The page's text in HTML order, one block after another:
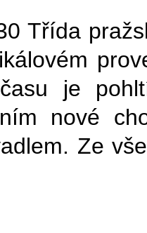
Třída
je
nové
Ze